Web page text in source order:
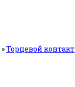
»Торцевой контакт